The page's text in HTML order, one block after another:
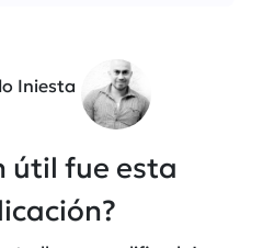
Iniesta
útil fue esta